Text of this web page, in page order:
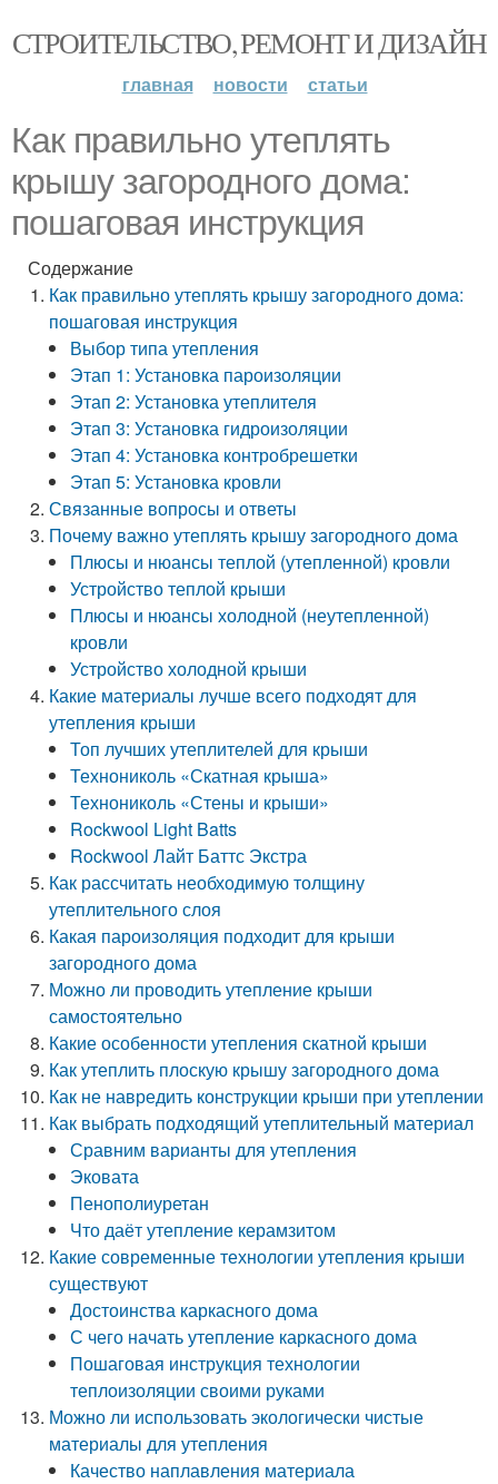
СТРОИТЕЛЬСТВО, РЕМОНТ И ДИЗАЙН
главная новости статьи
Как правильно утеплять
крышу загородного дома:
пошаговая инструкция
Содержание
Как правильно утеплять крышу загородного дома:
пошаговая инструкция
Выбор типа утепления
Этап 1: Установка пароизоляции
Этап 2: Установка утеплителя
Этап 3: Установка гидроизоляции
Этап 4: Установка контробрешетки
Этап 5: Установка кровли
Связанные вопросы и ответы
Почему важно утеплять крышу загородного дома
Плюсы и нюансы теплой (утепленной) кровли
Устройство теплой крыши
Плюсы и нюансы холодной (неутепленной)
кровли
Устройство холодной крыши
Какие материалы лучше всего подходят для
утепления крыши
Топ лучших утеплителей для крыши
Технониколь «Скатная крыша»
Технониколь «Стены и крыши»
Rockwool Light Batts
Rockwool Лайт Баттс Экстра
Как рассчитать необходимую толщину
утеплительного слоя
Какая пароизоляция подходит для крыши
загородного дома
Можно ли проводить утепление крыши
самостоятельно
Какие особенности утепления скатной крыши
Как утеплить плоскую крышу загородного дома
Как не навредить конструкции крыши при утеплении
Как выбрать подходящий утеплительный материал
Сравним варианты для утепления
Эковата
Пенополиуретан
Что даёт утепление керамзитом
Какие современные технологии утепления крыши
существуют
Достоинства каркасного дома
С чего начать утепление каркасного дома
Пошаговая инструкция технологии
теплоизоляции своими руками
Можно ли использовать экологически чистые
материалы для утепления
Качество наплавления материала